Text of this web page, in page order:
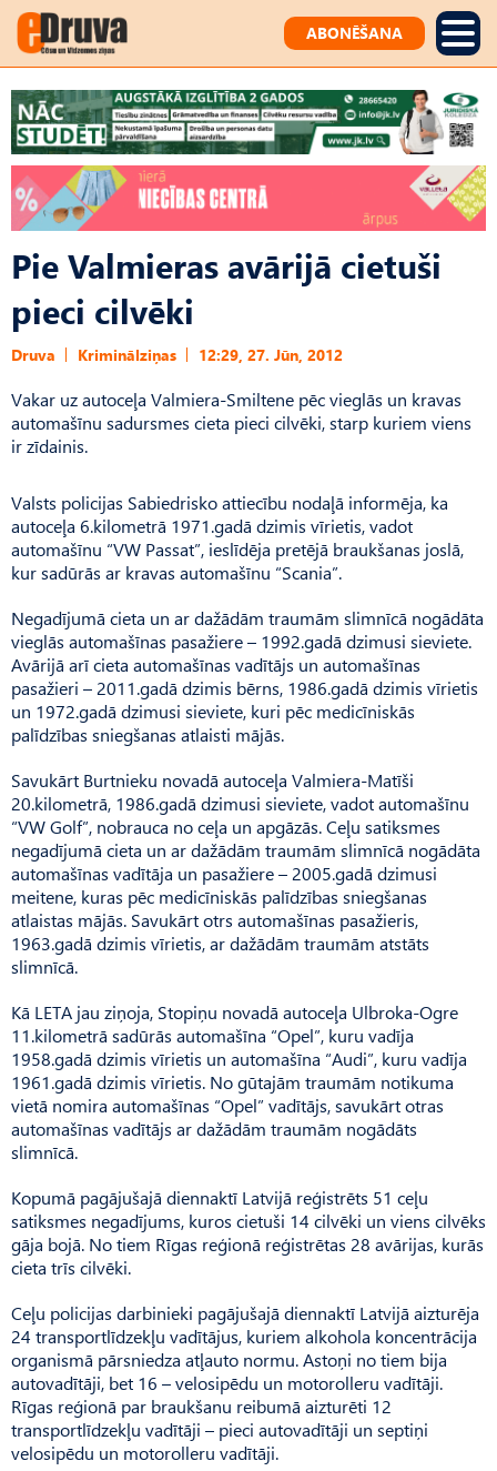
ABONĒŠANA
Pie Valmieras avārijā cietuši
pieci cilvēki
Druva Kriminālziņas 12:29, 27. Jūn, 2012
Vakar uz autoceļa Valmiera-Smiltene pēc vieglās un kravas
automašīnu sadursmes cieta pieci cilvēki, starp kuriem viens
ir zīdainis.
Valsts policijas Sabiedrisko attiecību nodaļā informēja, ka
autoceļa 6.kilometrā 1971.gadā dzimis vīrietis, vadot
automašīnu “VW Passat”, ieslīdēja pretējā braukšanas joslā,
kur sadūrās ar kravas automašīnu “Scania”.
Negadījumā cieta un ar dažādām traumām slimnīcā nogādāta
vieglās automašīnas pasažiere – 1992.gadā dzimusi sieviete.
Avārijā arī cieta automašīnas vadītājs un automašīnas
pasažieri – 2011.gadā dzimis bērns, 1986.gadā dzimis vīrietis
un 1972.gadā dzimusi sieviete, kuri pēc medicīniskās
palīdzības sniegšanas atlaisti mājās.
Savukārt Burtnieku novadā autoceļa Valmiera-Matīši
20.kilometrā, 1986.gadā dzimusi sieviete, vadot automašīnu
“VW Golf”, nobrauca no ceļa un apgāzās. Ceļu satiksmes
negadījumā cieta un ar dažādām traumām slimnīcā nogādāta
automašīnas vadītāja un pasažiere – 2005.gadā dzimusi
meitene, kuras pēc medicīniskās palīdzības sniegšanas
atlaistas mājās. Savukārt otrs automašīnas pasažieris,
1963.gadā dzimis vīrietis, ar dažādām traumām atstāts
slimnīcā.
Kā LETA jau ziņoja, Stopiņu novadā autoceļa Ulbroka-Ogre
11.kilometrā sadūrās automašīna “Opel”, kuru vadīja
1958.gadā dzimis vīrietis un automašīna “Audi”, kuru vadīja
1961.gadā dzimis vīrietis. No gūtajām traumām notikuma
vietā nomira automašīnas “Opel” vadītājs, savukārt otras
automašīnas vadītājs ar dažādām traumām nogādāts
slimnīcā.
Kopumā pagājušajā diennaktī Latvijā reģistrēts 51 ceļu
satiksmes negadījums, kuros cietuši 14 cilvēki un viens cilvēks
gāja bojā. No tiem Rīgas reģionā reģistrētas 28 avārijas, kurās
cieta trīs cilvēki.
Ceļu policijas darbinieki pagājušajā diennaktī Latvijā aizturēja
24 transportlīdzekļu vadītājus, kuriem alkohola koncentrācija
organismā pārsniedza atļauto normu. Astoņi no tiem bija
autovadītāji, bet 16 – velosipēdu un motorolleru vadītāji.
Rīgas reģionā par braukšanu reibumā aizturēti 12
transportlīdzekļu vadītāji – pieci autovadītāji un septiņi
velosipēdu un motorolleru vadītāji.